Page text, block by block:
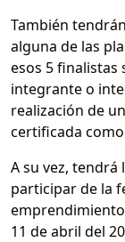
También
alguna de las
esos 5 finalistas
integrante o
realización de
certificada
A su vez, tendrá
participar de la
11 de abril del